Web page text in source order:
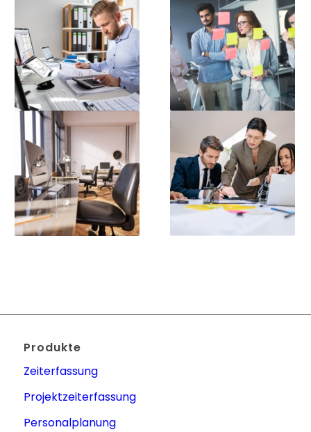
Produkte
Zeiterfassung
Projektzeiterfassung
Personalplanung